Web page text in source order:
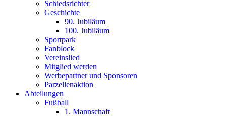
Schiedsrichter
Geschichte
90. Jubiläum
100. Jubiläum
Sportpark
Fanblock
Vereinslied
Mitglied werden
Werbepartner und Sponsoren
Parzellenaktion
Abteilungen
Fußball
1. Mannschaft